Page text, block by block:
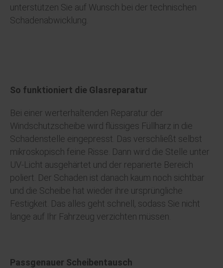
unterstützen Sie auf Wunsch bei der technischen
Schadenabwicklung.
So funktioniert die Glasreparatur
Bei einer werterhaltenden Reparatur der
Windschutzscheibe wird flüssiges Füllharz in die
Schadenstelle eingepresst. Das verschließt selbst
mikroskopisch feine Risse. Dann wird die Stelle unter
UV-Licht ausgehärtet und der reparierte Bereich
poliert. Der Schaden ist danach kaum noch sichtbar
und die Scheibe hat wieder ihre ursprüngliche
Festigkeit. Das alles geht schnell, sodass Sie nicht
lange auf Ihr Fahrzeug verzichten müssen.
Passgenauer Scheibentausch